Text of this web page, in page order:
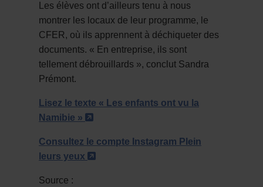
Les élèves ont d’ailleurs tenu à nous
montrer les locaux de leur programme, le
CFER, où ils apprennent à déchiqueter des
documents. « En entreprise, ils sont
tellement débrouillards », conclut Sandra
Prémont.
Lisez le texte « Les enfants ont vu la
Namibie »
- Cet hyperlien s'ouvrira dans une
Consultez le compte Instagram Plein
leurs yeux
- Cet hyperlien s'ouvrira dans une
Source :